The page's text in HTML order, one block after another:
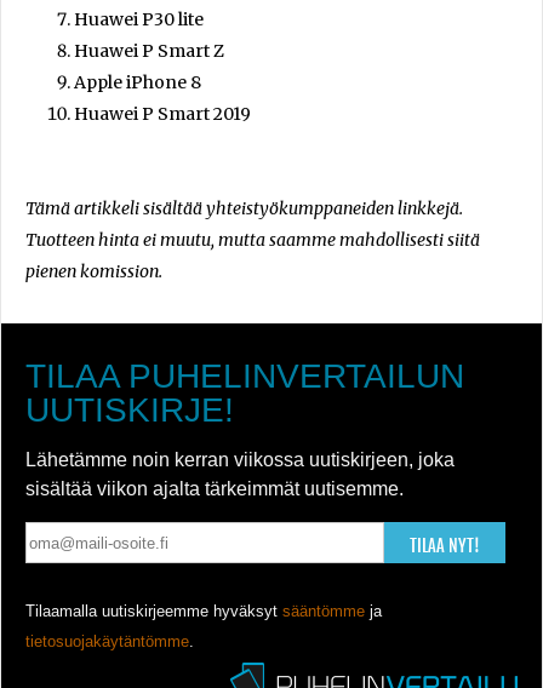
Huawei P30 lite
Huawei P Smart Z
Apple iPhone 8
Huawei P Smart 2019
Tämä artikkeli sisältää yhteistyökumppaneiden linkkejä.
Tuotteen hinta ei muutu, mutta saamme mahdollisesti siitä
pienen komission.
TILAA PUHELINVERTAILUN
UUTISKIRJE!
Lähetämme noin kerran viikossa uutiskirjeen, joka
sisältää viikon ajalta tärkeimmät uutisemme.
TILAA NYT!
Tilaamalla uutiskirjeemme hyväksyt sääntömme ja
tietosuojakäytäntömme.